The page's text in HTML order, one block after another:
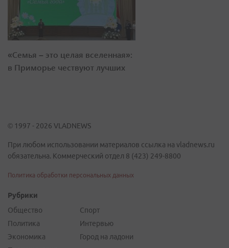
«Семья – это целая вселенная»:
в Приморье чествуют лучших
© 1997 - 2026 VLADNEWS
При любом использовании материалов ссылка на vladnews.ru
обязательна. Коммерческий отдел 8 (423) 249-8800
Политика обработки персональных данных
Рубрики
Общество
Политика
Экономика
Спорт
Интервью
Город на ладони